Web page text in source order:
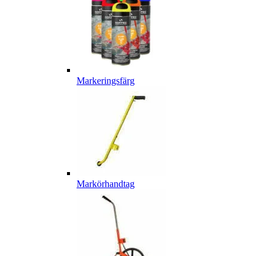
Markeringsfärg
Markörhandtag